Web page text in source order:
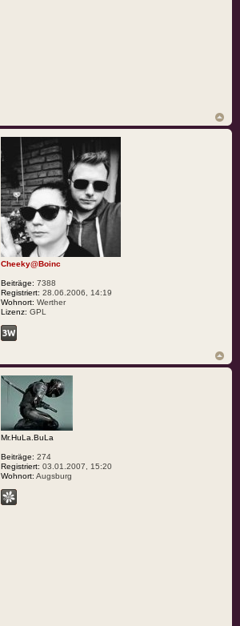
Cheeky@Boinc
Beiträge: 7388
Registriert: 28.06.2006, 14:19
Wohnort: Werther
Lizenz: GPL
Mr.HuLa.BuLa
Beiträge: 274
Registriert: 03.01.2007, 15:20
Wohnort: Augsburg